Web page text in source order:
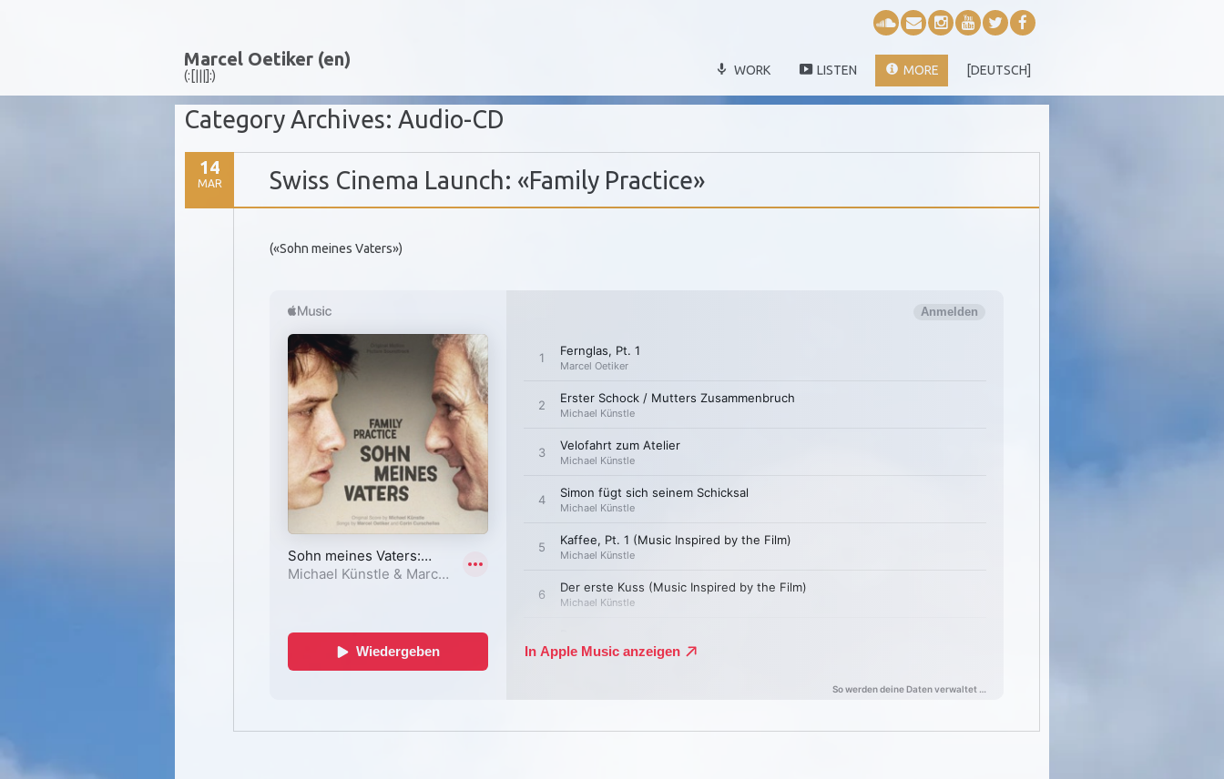
Marcel Oetiker (en)
(:[|||]:) WORK LISTEN MORE [DEUTSCH]
Category Archives: Audio-CD
14
MAR Swiss Cinema Launch: «Family Practice»
(«Sohn meines Vaters»)